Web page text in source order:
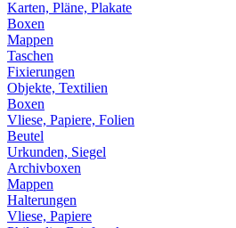
Karten, Pläne, Plakate
Boxen
Mappen
Taschen
Fixierungen
Objekte, Textilien
Boxen
Vliese, Papiere, Folien
Beutel
Urkunden, Siegel
Archivboxen
Mappen
Halterungen
Vliese, Papiere